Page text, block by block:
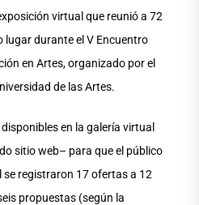
virtual que reunió a 72
durante el V Encuentro
en Artes, organizado por el
de las Artes.
en la galería virtual
sitio web– para que el público
registraron 17 ofertas a 12
propuestas (según la